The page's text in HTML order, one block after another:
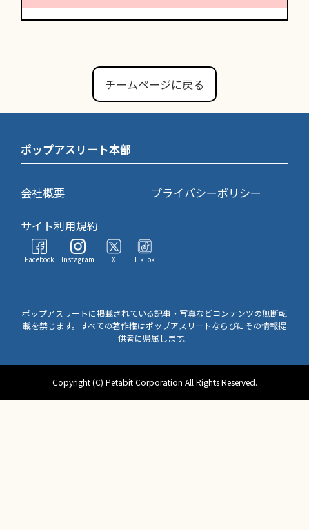
チームページに戻る
ポップアスリート本部
会社概要
プライバシーポリシー
サイト利用規約
Facebook Instagram X TikTok
ポップアスリートに掲載されている記事・写真などコンテンツの無断転
載を禁じます。すべての著作権はポップアスリートならびにその情報提
供者に帰属します。
Copyright (C) Petabit Corporation All Rights Reserved.